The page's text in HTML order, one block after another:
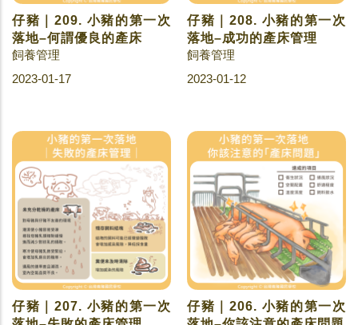
仔豬｜209. 小豬的第一次
落地–何謂優良的產床
飼養管理
2023-01-17
仔豬｜208. 小豬的第一次
落地–成功的產床管理
飼養管理
2023-01-12
仔豬｜207. 小豬的第一次
仔豬｜206. 小豬的第一次